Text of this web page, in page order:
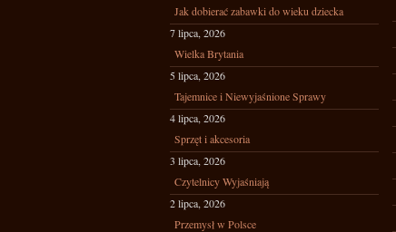
Jak dobierać zabawki do wieku dziecka
7 lipca, 2026
Wielka Brytania
5 lipca, 2026
Tajemnice i Niewyjaśnione Sprawy
4 lipca, 2026
Sprzęt i akcesoria
3 lipca, 2026
Czytelnicy Wyjaśniają
2 lipca, 2026
Przemysł w Polsce